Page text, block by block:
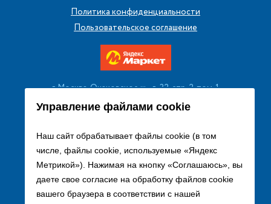
Управление файлами cookie
Наш сайт обрабатывает файлы cookie (в том
числе, файлы cookie, используемые «Яндекс
Метрикой»). Нажимая на кнопку «Соглашаюсь», вы
даете свое согласие на обработку файлов cookie
вашего браузера в соответствии с нашей
Политика конфиденциальности
Пользовательское соглашение
г. Москва, Очаковское ш., д. 32, стр. 2, пом. 1
+7 (495) 256 08 13
Заказать звонок
sales@remtorgholod.ru
Разработка и продвижение сайта